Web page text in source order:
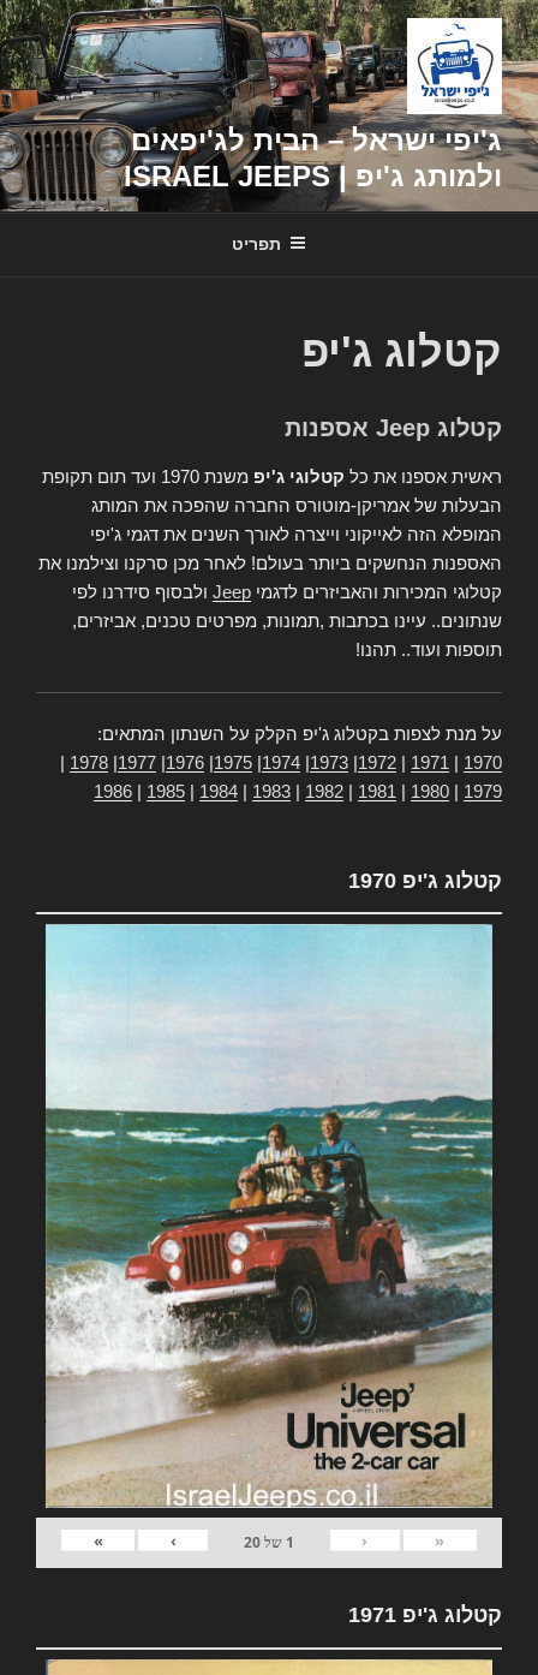
דילוג
לתוכן
ג'יפי ישראל – הבית לג'יפאים
ולמותג ג'יפ | ISRAEL JEEPS
תפריט
קטלוג ג'יפ
קטלוג Jeep אספנות
ראשית אספנו את כל קטלוגי ג'יפ
משנת 1970 ועד תום תקופת
הבעלות של אמריקן-מוטורס החברה שהפכה את המותג
המופלא הזה לאייקוני וייצרה לאורך השנים את דגמי ג'יפי
האספנות הנחשקים ביותר בעולם! לאחר מכן סרקנו וצילמנו את
קטלוגי המכירות והאביזרים לדגמי Jeep ולבסוף סידרנו לפי
שנתונים.. עיינו בכתבות ,תמונות, מפרטים טכנים, אביזרים,
תוספות ועוד.. תהנו!
על מנת לצפות בקטלוג ג'יפ הקלק על השנתון המתאים:
1970
1971
1972
1973
1974
1975
1976
1977
1978
1979
1980
1981
1982
1983
1984
1985
1986
קטלוג ג'יפ 1970
«
‹
1 של20
›
»
קטלוג ג'יפ 1971